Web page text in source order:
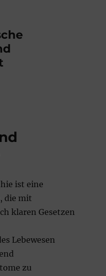
ist eine
die mit
klaren Gesetzen
Lebewesen
zu